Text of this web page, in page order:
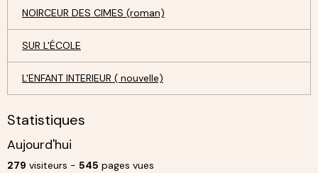
NOIRCEUR DES CIMES (roman)
SUR L'ÉCOLE
L'ENFANT INTERIEUR ( nouvelle)
Statistiques
Aujourd'hui
279 visiteurs - 545 pages vues